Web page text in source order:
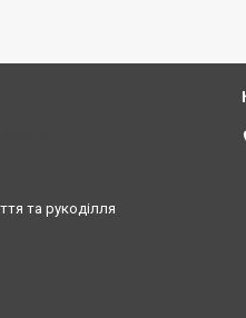
та рукоділля